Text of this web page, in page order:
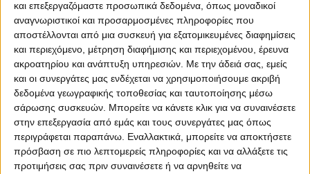
και επεξεργαζόμαστε προσωπικά δεδομένα, όπως μοναδικοί
αναγνωριστικοί και προσαρμοσμένες πληροφορίες που
αποστέλλονται από μια συσκευή για εξατομικευμένες διαφημίσεις
και περιεχόμενο, μέτρηση διαφήμισης και περιεχομένου, έρευνα
ακροατηρίου και ανάπτυξη υπηρεσιών. Με την άδειά σας, εμείς
και οι συνεργάτες μας ενδέχεται να χρησιμοποιήσουμε ακριβή
δεδομένα γεωγραφικής τοποθεσίας και ταυτοποίησης μέσω
σάρωσης συσκευών. Μπορείτε να κάνετε κλικ για να συναινέσετε
στην επεξεργασία από εμάς και τους συνεργάτες μας όπως
περιγράφεται παραπάνω. Εναλλακτικά, μπορείτε να αποκτήσετε
πρόσβαση σε πιο λεπτομερείς πληροφορίες και να αλλάξετε τις
προτιμήσεις σας πριν συναινέσετε ή να αρνηθείτε να
About Offradio Business Class Terms & Conditions
Privacy Policy
Designed & developed byporcupine colors&Fotis Alexandrou